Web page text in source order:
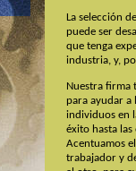
La selección
puede ser
que tenga
industria, y,
Nuestra firma
para ayudar a
individuos en
éxito hasta
Acentuamos
trabajador y